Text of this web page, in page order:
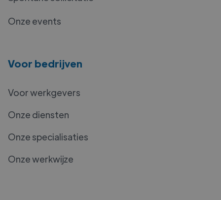
Onze events
Voor bedrijven
Voor werkgevers
Onze diensten
Onze specialisaties
Onze werkwijze